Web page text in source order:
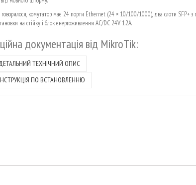
комутатор має 24 порти Ethernet (24 × 10/100/1000), два слоти SFP+
на стійку і блок енергоживлення AC/DC 24V 1.2A.
документація від MikroTik:
ТЕХНІЧНИЙ ОПИС
ПО ВСТАНОВЛЕННЮ